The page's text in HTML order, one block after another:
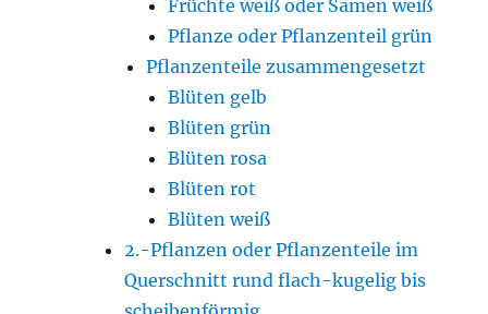
Früchte weiß oder Samen weiß
Pflanze oder Pflanzenteil grün
Pflanzenteile zusammengesetzt
Blüten gelb
Blüten grün
Blüten rosa
Blüten rot
Blüten weiß
2.-Pflanzen oder Pflanzenteile im
Querschnitt rund flach-kugelig bis